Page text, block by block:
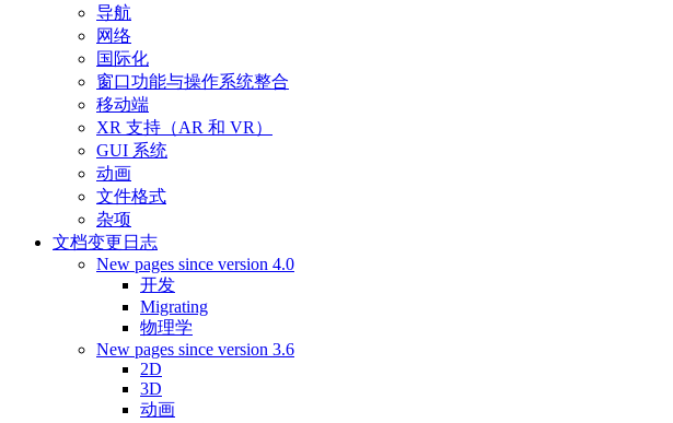
导航
网络
国际化
窗口功能与操作系统整合
移动端
XR 支持（AR 和 VR）
GUI 系统
动画
文件格式
杂项
文档变更日志
New pages since version 4.0
开发
Migrating
物理学
New pages since version 3.6
2D
3D
动画